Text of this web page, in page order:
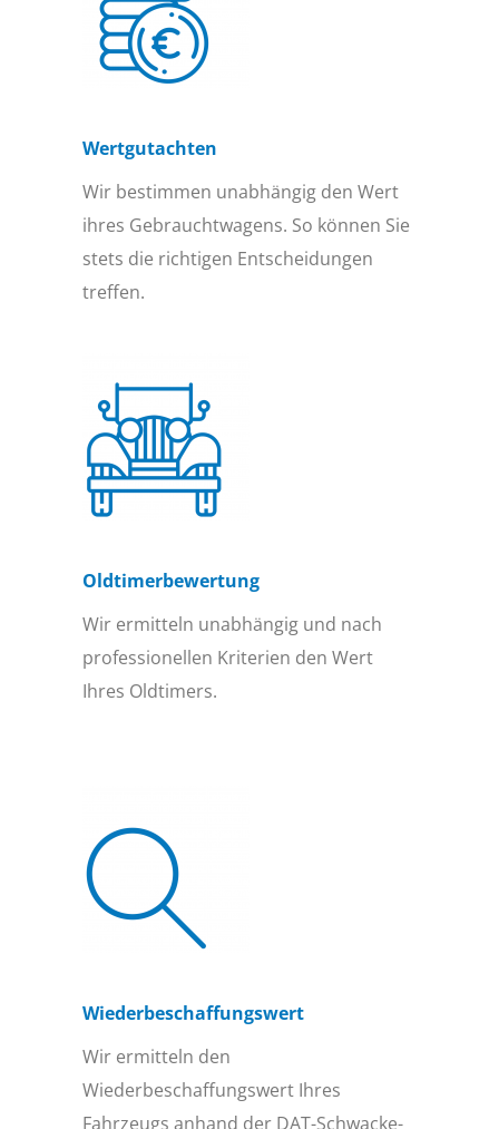
Wertgutachten
Wir bestimmen unabhängig den Wert
ihres Gebrauchtwagens. So können Sie
stets die richtigen Entscheidungen
treffen.
Oldtimer­bewertung
Wir ermitteln unabhängig und nach
professionellen Kriterien den Wert
Ihres Oldtimers.
Wiederbeschaffungs­wert
Wir ermitteln den
Wiederbeschaffungswert Ihres
Fahrzeugs anhand der DAT-Schwacke-